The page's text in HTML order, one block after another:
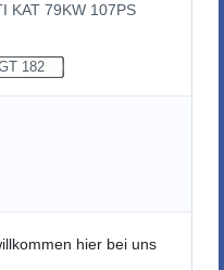
KAT 79KW 107PS
182
hier bei uns